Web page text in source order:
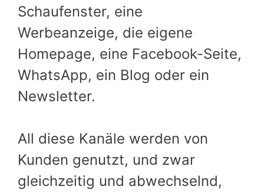
Schaufenster, eine
Werbeanzeige, die eigene
Homepage, eine Facebook-Seite,
WhatsApp, ein Blog oder ein
Newsletter.
All diese Kanäle werden von
Kunden genutzt, und zwar
gleichzeitig und abwechselnd,